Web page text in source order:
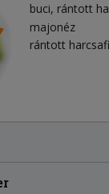
buci rántott
majonéz
rántott